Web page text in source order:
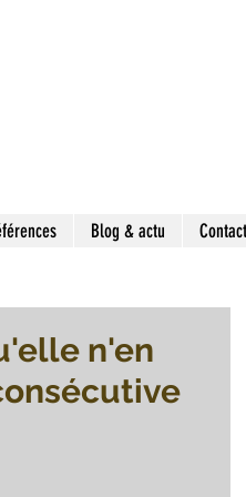
Blog & actu Contact
n'en